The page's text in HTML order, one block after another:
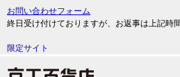
お問い合わせフォーム
終日受け付けておりますが、お返事は上記時
限定サイト